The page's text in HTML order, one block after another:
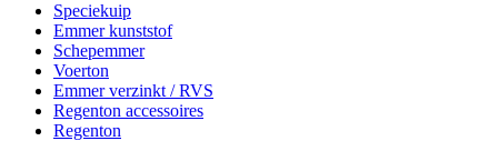
Speciekuip
Emmer kunststof
Schepemmer
Voerton
Emmer verzinkt / RVS
Regenton accessoires
Regenton